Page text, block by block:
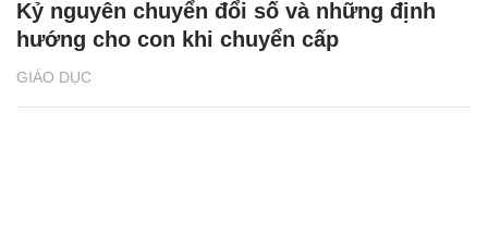
GIÁO DỤC
Kỷ nguyên chuyển đổi số và những định
hướng cho con khi chuyển cấp